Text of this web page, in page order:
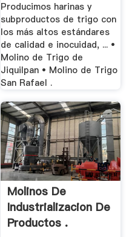
Producimos harinas y
subproductos de trigo con
los más altos estándares
de calidad e inocuidad, ... •
Molino de Trigo de
Jiquilpan • Molino de Trigo
San Rafael .
Molinos De
Industrializacion De
Productos .